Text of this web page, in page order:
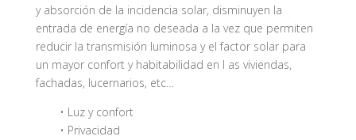
y absorción de la incidencia solar, disminuyen la
entrada de energía no deseada a la vez que permiten
reducir la transmisión luminosa y el factor solar para
un mayor confort y habitabilidad en l as viviendas,
fachadas, lucernarios, etc…
• Luz y confort
• Privacidad